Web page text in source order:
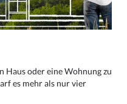
Haus oder eine Wohnung zu
es mehr als nur vier